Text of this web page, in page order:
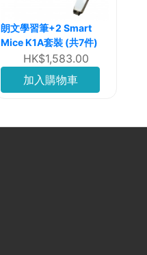
朗文學習筆+2 Smart
Mice K1A套裝 (共7件)
HK$1,583.00
加入購物車